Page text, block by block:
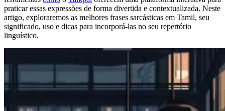
praticar essas expressões de forma divertida e contextualizada. Neste
artigo, exploraremos as melhores frases sarcásticas em Tamil, seu
significado, uso e dicas para incorporá-las no seu repertório
linguístico.